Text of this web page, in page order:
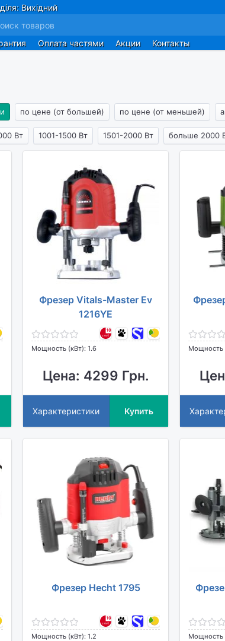
Вихідний
Оплата частями Акции Контакты
по цене (от большей) по цене (от меньшей)
Вт 1001-1500 Вт 1501-2000 Вт больше 2000
Фрезер Vitals-Master Ev
1216YE
Мощность (кВт): 1.6
Цена: 4299 Грн.
Характеристики Купить
Мощность
Фрезер Hecht 1795
Мощность (кВт): 1.2 Мощность